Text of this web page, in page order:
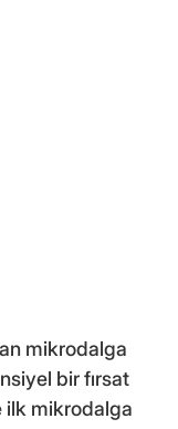
mikrodalga
bir fırsat
ilk mikrodalga